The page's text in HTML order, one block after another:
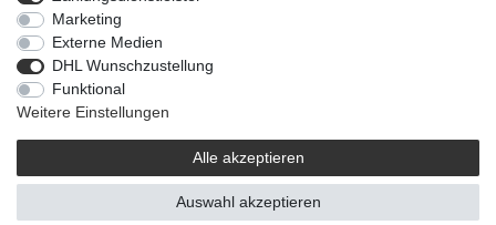
Barrierefreiheitserklärung
Vertrag widerrufen
Marketing
Externe Medien
DHL Wunschzustellung
Funktional
Weitere Einstellungen
Alle akzeptieren
Auswahl akzeptieren